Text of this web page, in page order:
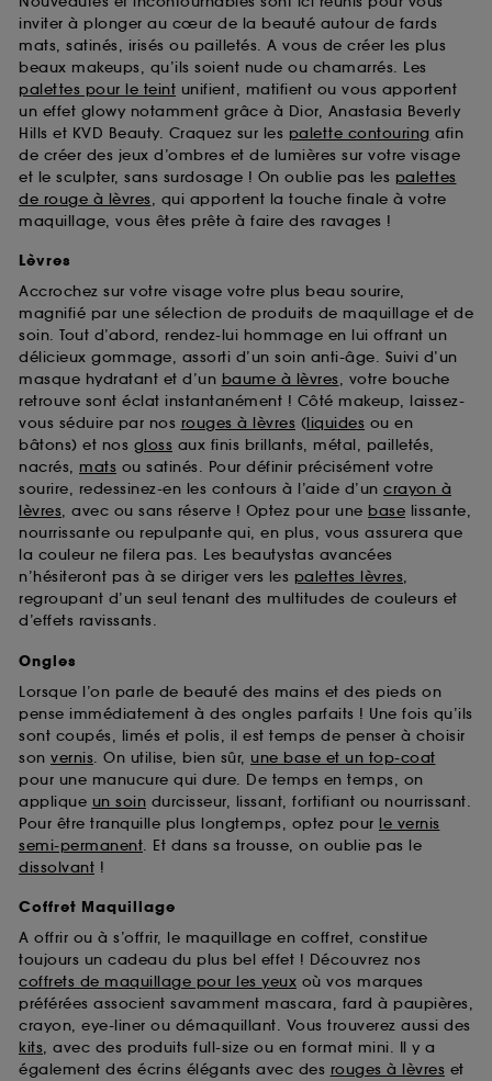
inviter à plonger au cœur de la beauté autour de fards
mats, satinés, irisés ou pailletés. A vous de créer les plus
beaux makeups, qu’ils soient nude ou chamarrés. Les
palettes pour le teint unifient, matifient ou vous apportent
un effet glowy notamment grâce à Dior, Anastasia Beverly
Hills et KVD Beauty. Craquez sur les palette contouring afin
de créer des jeux d’ombres et de lumières sur votre visage
et le sculpter, sans surdosage ! On oublie pas les palettes
de rouge à lèvres, qui apportent la touche finale à votre
maquillage, vous êtes prête à faire des ravages !
Lèvres
Accrochez sur votre visage votre plus beau sourire,
magnifié par une sélection de produits de maquillage et de
soin. Tout d’abord, rendez-lui hommage en lui offrant un
délicieux gommage, assorti d’un soin anti-âge. Suivi d’un
masque hydratant et d’un baume à lèvres, votre bouche
retrouve sont éclat instantanément ! Côté makeup, laissez-
vous séduire par nos rouges à lèvres (liquides ou en
bâtons) et nos gloss aux finis brillants, métal, pailletés,
nacrés, mats ou satinés. Pour définir précisément votre
sourire, redessinez-en les contours à l’aide d’un crayon à
lèvres, avec ou sans réserve ! Optez pour une base lissante,
nourrissante ou repulpante qui, en plus, vous assurera que
la couleur ne filera pas. Les beautystas avancées
n’hésiteront pas à se diriger vers les palettes lèvres,
regroupant d’un seul tenant des multitudes de couleurs et
d’effets ravissants.
Ongles
Lorsque l’on parle de beauté des mains et des pieds on
pense immédiatement à des ongles parfaits ! Une fois qu’ils
sont coupés, limés et polis, il est temps de penser à choisir
son vernis. On utilise, bien sûr, une base et un top-coat
pour une manucure qui dure. De temps en temps, on
applique un soin durcisseur, lissant, fortifiant ou nourrissant.
Pour être tranquille plus longtemps, optez pour le vernis
semi-permanent. Et dans sa trousse, on oublie pas le
dissolvant !
Coffret Maquillage
A offrir ou à s’offrir, le maquillage en coffret, constitue
toujours un cadeau du plus bel effet ! Découvrez nos
coffrets de maquillage pour les yeux où vos marques
préférées associent savamment mascara, fard à paupières,
crayon, eye-liner ou démaquillant. Vous trouverez aussi des
kits, avec des produits full-size ou en format mini. Il y a
également des écrins élégants avec des rouges à lèvres et
d’en améliorer la performance.
Cookies de sécurisation des paiements en ligne :
ils nous permettent de lutter notamment contre les
fraudes aux moyens de paiement et les
usurpations d’identité.
Cookies fonctionnels :il s’agit de cookies
permettant l’affichage et/ou la fourniture de
certaines fonctionnalités du site, tel que les
cookies d’authentification qui sont utilisés afin de
vous faire bénéficier de l’authentification
sans saisir à nouveau votre identifiant et mot de
passe.
A l'exception des cookies techniques, le dépôt et la
lecture de ces traceurs requiert votre accord. Vous
pouvez personnaliser vos choix concernant le dépôt
de ces cookies grâce au bouton "personnaliser mes
choix" ci-dessous ou décider de "tout accepter".
Sephora pourra associer les informations de
navigation collectées par ces Cookies, pour les
finalités acceptées, avec les données personnelles
collectées ou générées lors de votre activité en ligne
ou en magasin. Pour refuser tous les cookies, cliques
sur "continuer sans accepter". Voous pouvez à tout
moment choisir de retirer votrte consentement. Si vous
utilisés,